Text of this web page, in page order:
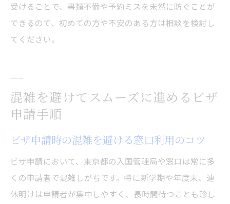
受けることで、書類不備や予約ミスを未然に防ぐことが
できるので、初めての方や不安のある方は相談を検討し
てください。
混雑を避けてスムーズに進めるビザ
申請手順
ビザ申請時の混雑を避ける窓口利用のコツ
ビザ申請において、東京都の入国管理局や窓口は常に多
くの申請者で混雑しがちです。特に新学期や年度末、連
休明けは申請者が集中しやすく、長時間待つことも珍し